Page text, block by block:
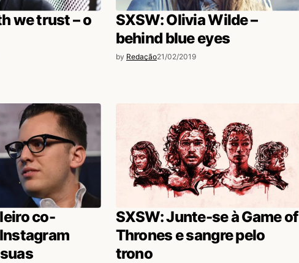
we trust – o
SXSW: Olivia Wilde –
behind blue eyes
by Redação21/02/2019
co-
SXSW: Junte-se à Game of
Thrones e sangre pelo
trono